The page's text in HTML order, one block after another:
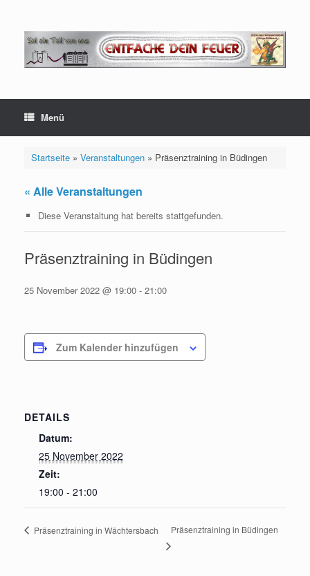
springen
Menü
Startseite» Veranstaltungen» Präsenztraining in Büdingen
« Alle Veranstaltungen
Diese Veranstaltung hat bereits stattgefunden.
Präsenztraining in Büdingen
25 November 2022 @ 19:00 - 21:00
Zum Kalender hinzufügen
DETAILS
Datum:
25 November 2022
Zeit:
19:00 - 21:00
Präsenztraining in Wächtersbach Präsenztraining in Büdingen